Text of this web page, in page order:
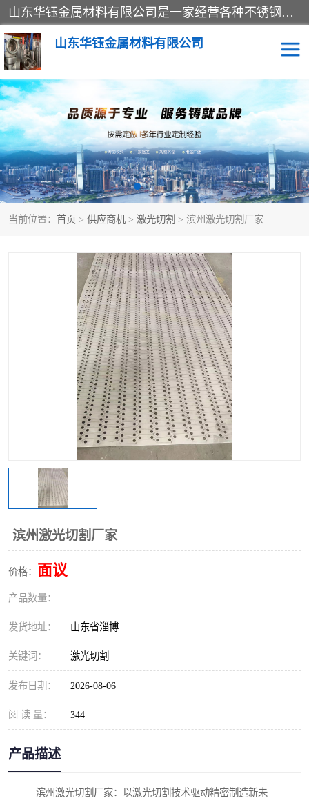
山东华钰金属材料有限公司是一家经营各种不锈钢管材、板材、圆钢、法兰、封头、型材等产品的公司；主营产品有：不锈钢管，激光切割，管件标准件，不锈钢圆钢，不锈钢人孔，不锈钢亮管，不锈钢角钢，不锈钢加工，不锈钢管子，不锈钢工业方管，不锈钢封头，不锈钢法兰，不锈钢阀门，不锈钢槽钢，不锈钢扁钢，不锈钢板等；可为客户制作各种规格的型材及不锈钢配件、非标准件及各种容器具等，能满足客户的不同采购要求。
山东华钰金属材料有限公司
当前位置： 首页 > 供应商机 > 激光切割 > 滨州激光切割厂家
滨州激光切割厂家
价格： 面议
产品数量：
发货地址： 山东省淄博
关键词： 激光切割
发布日期： 2026-08-06
阅 读 量： 344
产品描述
滨州激光切割厂家：以激光切割技术驱动精密制造新未
不锈钢管 激光切割
管件标准件 不锈钢圆钢
不锈钢人孔 不锈钢亮管
不锈钢角钢 不锈钢加工
不锈钢工业方管
不锈钢法兰
不锈钢槽钢